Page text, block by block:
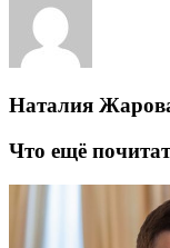
Наталия
Что ещё